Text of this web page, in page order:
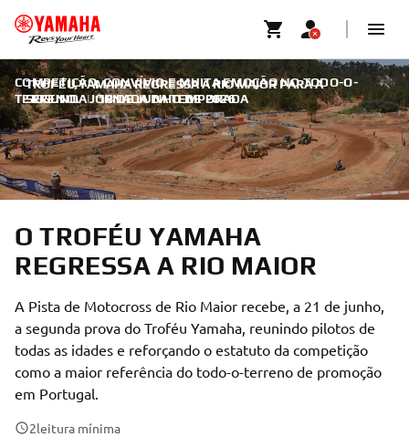
TROFÉU YAMAHA REGRESSA A RIO MAIOR PARA A
SEGUNDA JORNADA DA TEMPORADA
COMPETIÇÃO, CONVÍVIO E MUITA EMOÇÃO NO TODO-O-
TERRENO. | 18 DE JUNHO DE 2026
O TROFÉU YAMAHA
REGRESSA A RIO MAIOR
A Pista de Motocross de Rio Maior recebe, a 21 de junho,
a segunda prova do Troféu Yamaha, reunindo pilotos de
todas as idades e reforçando o estatuto da competição
como a maior referência do todo-o-terreno de promoção
em Portugal.
2leitura mínima